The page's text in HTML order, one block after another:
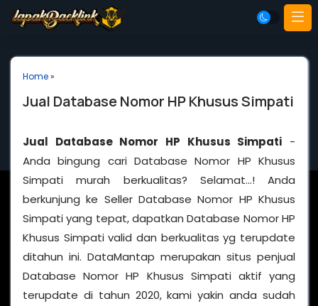
Home»
Jual Database Nomor HP Khusus Simpati
Jual Database Nomor HP Khusus Simpati -
Anda bingung cari Database Nomor HP Khusus
Simpati murah berkualitas? Selamat…! Anda
berkunjung ke Seller Database Nomor HP Khusus
Simpati yang tepat, dapatkan Database Nomor HP
Khusus Simpati valid dan berkualitas yg terupdate
ditahun ini. DataMantap merupakan situs penjual
Database Nomor HP Khusus Simpati aktif yang
terupdate di tahun 2020, kami yakin anda sudah